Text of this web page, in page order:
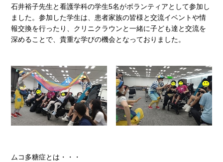
石井裕子先生と看護学科の学生5名がボランティアとして参加し
ました。参加した学生は、患者家族の皆様と交流イベントや情
報交換を行ったり、クリニクラウンと一緒に子ども達と交流を
深めることで、貴重な学びの機会となっておりました。
ムコ多糖症とは・・・